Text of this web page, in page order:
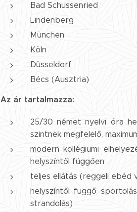
Bad Schussenried
Lindenberg
München
Köln
Düsseldorf
Bécs (Ausztria)
Az ár tartalmazza:
25/30 német nyelvi óra
szintnek megfelelő,
modern kollégiumi
helyszíntől függően
teljes ellátás (reggeli ebéd
helyszíntől függő
strandolás)